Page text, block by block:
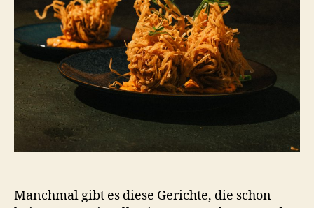
Manchmal gibt es diese Gerichte, die schon